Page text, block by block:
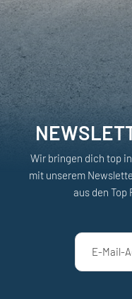
Wir bringen dich top
mit unserem
aus den Top
E-Mail-